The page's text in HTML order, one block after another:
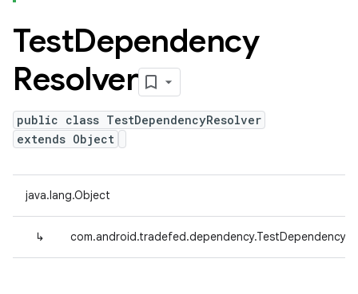
TestDependency
Resolver
public class TestDependencyResolver
extends Object
java.lang.Object
↳